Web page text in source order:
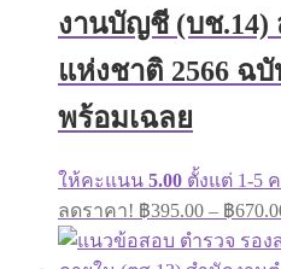
งานบัญชี (บช.14)
แห่งชาติ 2566 ฉ
พร้อมเฉลย
ให้คะแนน 5.00 ตั้งแต่ 1-5
ลดราคา! ฿395.00 – ฿